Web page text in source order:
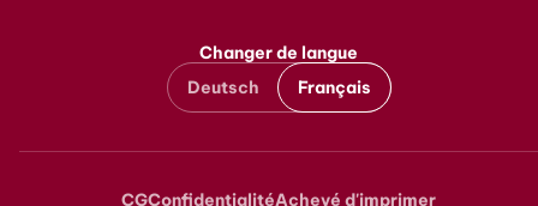
Changer de langue
Deutsch
Français
CGConfidentialitéAchevé d'imprimer